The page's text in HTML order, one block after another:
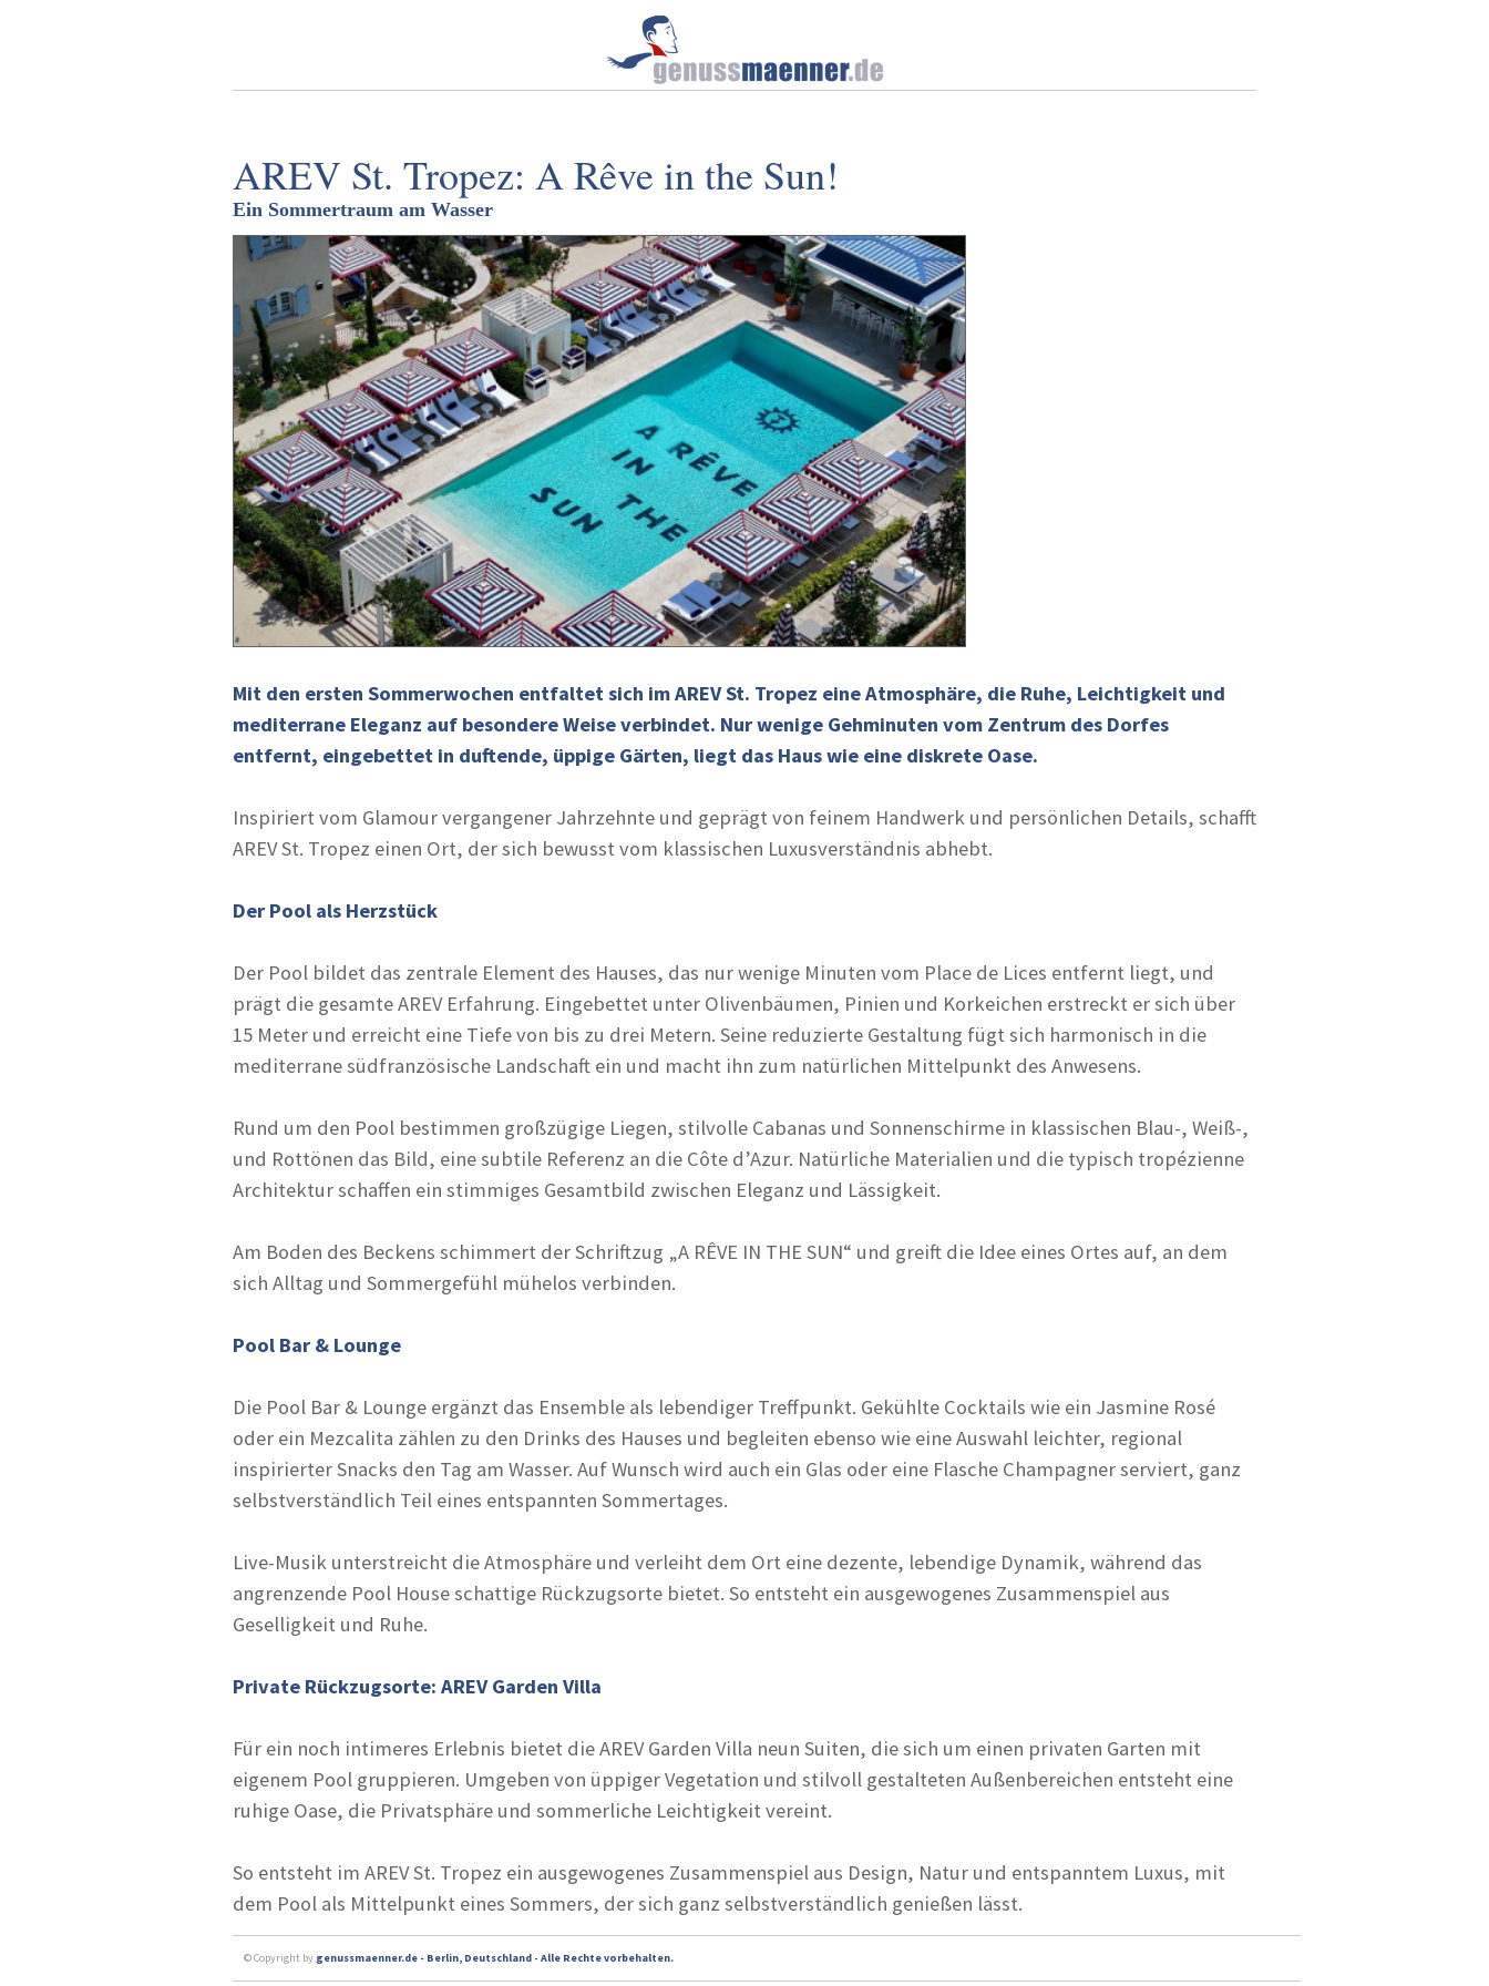
AREV St. Tropez: A Rêve in the Sun!
Ein Sommertraum am Wasser
Mit den ersten Sommerwochen entfaltet sich im AREV St. Tropez eine Atmosphäre, die Ruhe, Leichtigkeit und
mediterrane Eleganz auf besondere Weise verbindet. Nur wenige Gehminuten vom Zentrum des Dorfes
entfernt, eingebettet in duftende, üppige Gärten, liegt das Haus wie eine diskrete Oase.
Inspiriert vom Glamour vergangener Jahrzehnte und geprägt von feinem Handwerk und persönlichen Details, schafft
AREV St. Tropez einen Ort, der sich bewusst vom klassischen Luxusverständnis abhebt.
Der Pool als Herzstück
Der Pool bildet das zentrale Element des Hauses, das nur wenige Minuten vom Place de Lices entfernt liegt, und
prägt die gesamte AREV Erfahrung. Eingebettet unter Olivenbäumen, Pinien und Korkeichen erstreckt er sich über
15 Meter und erreicht eine Tiefe von bis zu drei Metern. Seine reduzierte Gestaltung fügt sich harmonisch in die
mediterrane südfranzösische Landschaft ein und macht ihn zum natürlichen Mittelpunkt des Anwesens.
Rund um den Pool bestimmen großzügige Liegen, stilvolle Cabanas und Sonnenschirme in klassischen Blau-, Weiß-,
und Rottönen das Bild, eine subtile Referenz an die Côte d’Azur. Natürliche Materialien und die typisch tropézienne
Architektur schaffen ein stimmiges Gesamtbild zwischen Eleganz und Lässigkeit.
Am Boden des Beckens schimmert der Schriftzug „A RÊVE IN THE SUN“ und greift die Idee eines Ortes auf, an dem
sich Alltag und Sommergefühl mühelos verbinden.
Pool Bar & Lounge
Die Pool Bar & Lounge ergänzt das Ensemble als lebendiger Treffpunkt. Gekühlte Cocktails wie ein Jasmine Rosé
oder ein Mezcalita zählen zu den Drinks des Hauses und begleiten ebenso wie eine Auswahl leichter, regional
inspirierter Snacks den Tag am Wasser. Auf Wunsch wird auch ein Glas oder eine Flasche Champagner serviert, ganz
selbstverständlich Teil eines entspannten Sommertages.
Live-Musik unterstreicht die Atmosphäre und verleiht dem Ort eine dezente, lebendige Dynamik, während das
angrenzende Pool House schattige Rückzugsorte bietet. So entsteht ein ausgewogenes Zusammenspiel aus
Geselligkeit und Ruhe.
Private Rückzugsorte: AREV Garden Villa
Für ein noch intimeres Erlebnis bietet die AREV Garden Villa neun Suiten, die sich um einen privaten Garten mit
eigenem Pool gruppieren. Umgeben von üppiger Vegetation und stilvoll gestalteten Außenbereichen entsteht eine
ruhige Oase, die Privatsphäre und sommerliche Leichtigkeit vereint.
So entsteht im AREV St. Tropez ein ausgewogenes Zusammenspiel aus Design, Natur und entspanntem Luxus, mit
dem Pool als Mittelpunkt eines Sommers, der sich ganz selbstverständlich genießen lässt.
© Copyright by genussmaenner.de - Berlin, Deutschland - Alle Rechte vorbehalten.